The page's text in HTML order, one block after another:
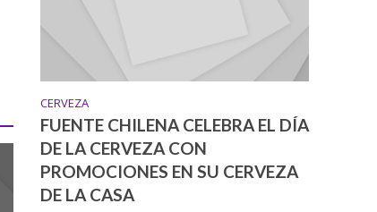
CERVEZA
FUENTE CHILENA CELEBRA EL DÍA
DE LA CERVEZA CON
PROMOCIONES EN SU CERVEZA
DE LA CASA